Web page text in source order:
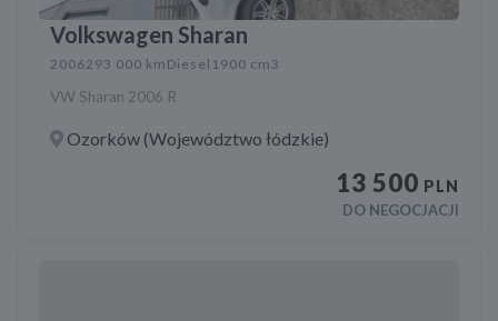
Volkswagen Sharan
2006293 000 km Diesel 1900 cm3
VW Sharan 2006 R
Ozorków (Województwo łódzkie)
13 500 PLN
DO NEGOCJACJI